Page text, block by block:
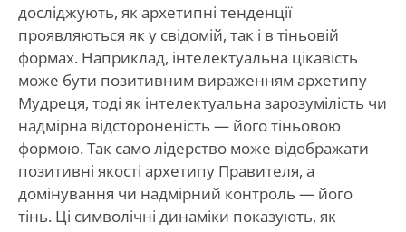
досліджують, як архетипні тенденції
проявляються як у свідомій, так і в тіньовій
формах. Наприклад, інтелектуальна цікавість
може бути позитивним вираженням архетипу
Мудреця, тоді як інтелектуальна зарозумілість чи
надмірна відстороненість — його тіньовою
формою. Так само лідерство може відображати
позитивні якості архетипу Правителя, а
домінування чи надмірний контроль — його
тінь. Ці символічні динаміки показують, як